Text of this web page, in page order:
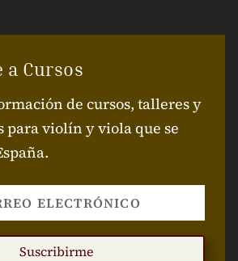
a Cursos
de cursos, talleres y
para violín y viola que se
Suscribirme